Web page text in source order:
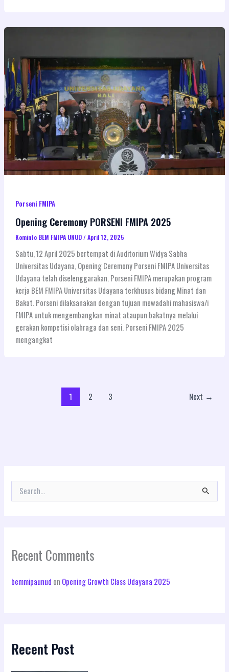
Porseni FMIPA
Opening Ceremony PORSENI FMIPA 2025
Kominfo BEM FMIPA UNUD/April 12, 2025
Sabtu, 12 April 2025 bertempat di Auditorium Widya Sabha
Universitas Udayana, Opening Ceremony Porseni FMIPA Universitas
Udayana telah diselenggarakan. Porseni FMIPA merupakan program
kerja BEM FMIPA Universitas Udayana terkhusus bidang Minat dan
Bakat. Porseni dilaksanakan dengan tujuan mewadahi mahasiswa/i
FMIPA untuk mengembangkan minat ataupun bakatnya melalui
gerakan kompetisi olahraga dan seni. Porseni FMIPA 2025
mengangkat
1 2 3 Next →
e
f
o
:
Recent Comments
bemmipaunud on Opening Growth Class Udayana 2025
Recent Post